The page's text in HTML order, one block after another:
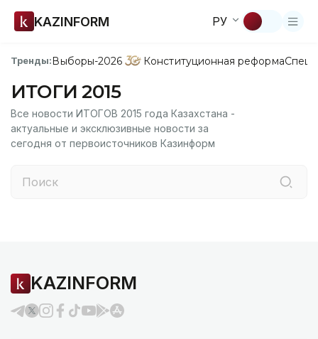
KAZINFORM РУ
Тренды:Выборы-2026 Конституционная реформа
ИТОГИ 2015
Все новости ИТОГОВ 2015 года Казахстана -
актуальные и эксклюзивные новости за
сегодня от первоисточников Казинформ
KAZINFORM